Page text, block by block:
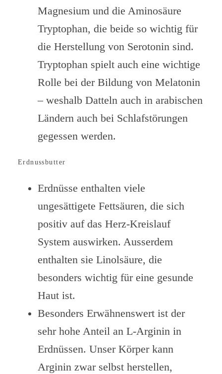
Magnesium und die Aminosäure
Tryptophan, die beide so wichtig für
die Herstellung von Serotonin sind.
Tryptophan spielt auch eine wichtige
Rolle bei der Bildung von Melatonin
– weshalb Datteln auch in arabischen
Ländern auch bei Schlafstörungen
gegessen werden.
Erdnussbutter
Erdnüsse enthalten viele
ungesättigete Fettsäuren, die sich
positiv auf das Herz-Kreislauf
System auswirken. Ausserdem
enthalten sie Linolsäure, die
besonders wichtig für eine gesunde
Haut ist.
Besonders Erwähnenswert ist der
sehr hohe Anteil an L-Arginin in
Erdnüssen. Unser Körper kann
Arginin zwar selbst herstellen,